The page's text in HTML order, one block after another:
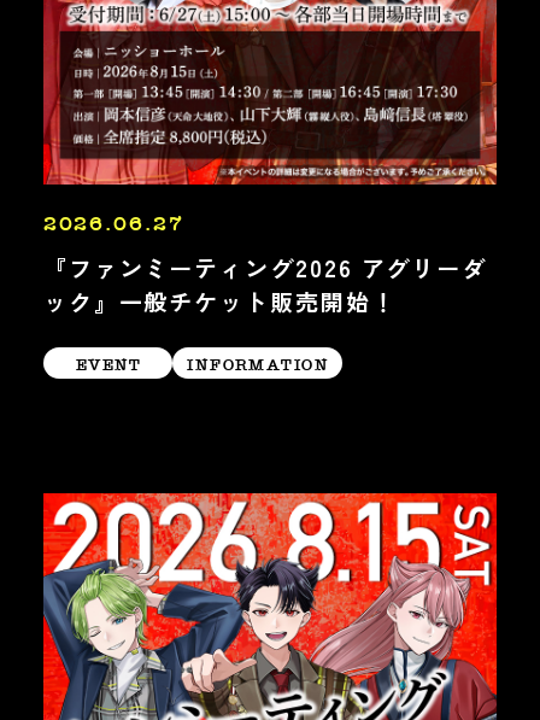
『ファンミーティング2026 アグリーダ
ック』一般チケット販売開始！
EVENT INFORMATION
2026.06.27